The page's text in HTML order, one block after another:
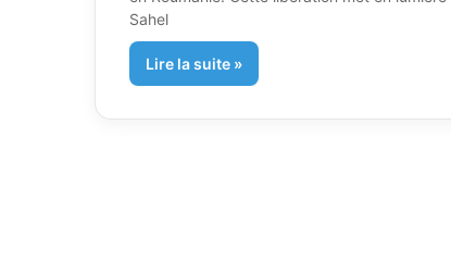
Sahel
Lire la suite »